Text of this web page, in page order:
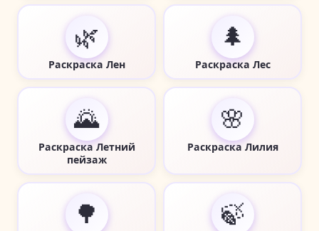
🌿
Раскраска Лен
🌲
Раскраска Лес
🌄
Раскраска Летний
пейзаж
🌸
Раскраска Лилия
🌳 🍃